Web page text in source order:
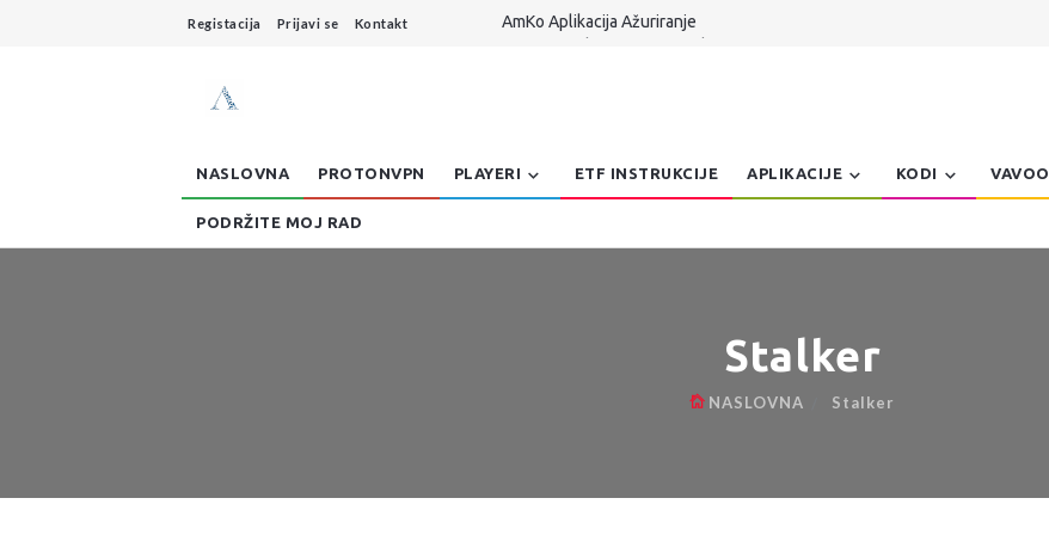
Registacija Prijavi se Kontakt
AmKo Aplikacija Ažuriranje
NASLOVNA PROTONVPN PLAYERI ETF INSTRUKCIJE APLIKACIJE KODI VAVOO
PODRŽITE MOJ RAD
Stalker
NASLOVNA Stalker